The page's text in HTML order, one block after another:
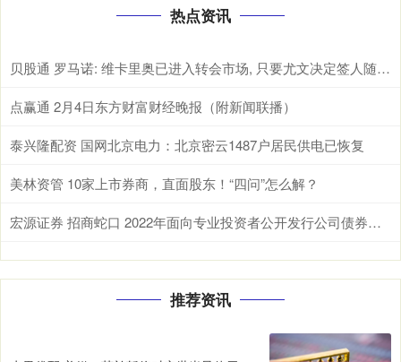
热点资讯
贝股通 罗马诺: 维卡里奥已进入转会市场, 只要尤文决定签人随时可交易
点赢通 2月4日东方财富财经晚报（附新闻联播）
泰兴隆配资 国网北京电力：北京密云1487户居民供电已恢复
美林资管 10家上市券商，直面股东！“四问”怎么解？
宏源证券 招商蛇口 2022年面向专业投资者公开发行公司债券（第三期）（品种一）2025年本息兑付暨摘牌公告
推荐资讯